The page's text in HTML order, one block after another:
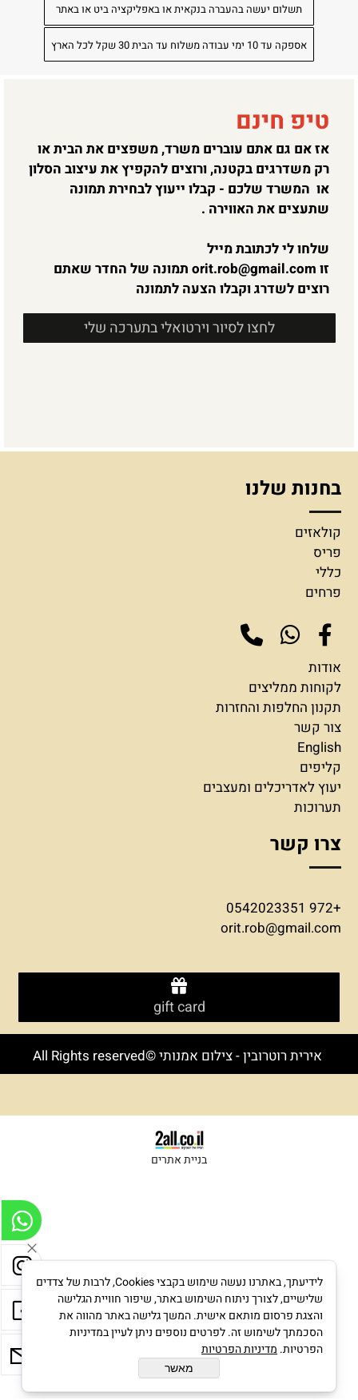
תשלום יעשה בהעברה בנקאית או באפליקציה ביט או באתר
אספקה עד 10 ימי עבודה משלוח עד הבית 30 שקל לכל הארץ
טיפ חינם
אז אם גם אתם עוברים משרד, משפצים את הבית או
רק משדרגים בקטנה, ורוצים להקפיץ את עיצוב הסלון
או המשרד שלכם - קבלו ייעוץ לבחירת תמונה
שתעצים את האווירה .
שלחו לי לכתובת מייל
זו orit.rob@gmail.com תמונה של החדר שאתם
רוצים לשדרג וקבלו הצעה לתמונה
לחצו לסיור וירטואלי בתערכה שלי
בחנות שלנו
קולאזים
פריס
כללי
פרחים
אודות
לקוחות ממליצים
תקנון החלפות והחזרות
צור קשר
English
קליפים
יעוץ לאדריכלים ומעצבים
תערוכות
צרו קשר
+972 0542023351
orit.rob@gmail.com
gift card
אירית רוטרובין - צילום אמנותי ©All Rights reserved
בניית אתרים
לידיעתך, באתרנו נעשה שימוש בקבצי Cookies, לרבות של צדדים
שלישיים, לצורך ניתוח השימוש באתר, שיפור חוויית הגלישה
והצגת פרסום מותאם אישית. המשך גלישה באתר מהווה את
הסכמתך לשימוש זה. לפרטים נוספים ניתן לעיין במדיניות
הפרטיות. מדיניות הפרטיות
מאשר